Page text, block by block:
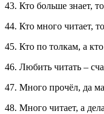
43. Кто больше знает,
44. Кто много читает,
45. Кто по толкам, а
46. Любить читать –
47. Много прочёл, да
48. Много читает, а